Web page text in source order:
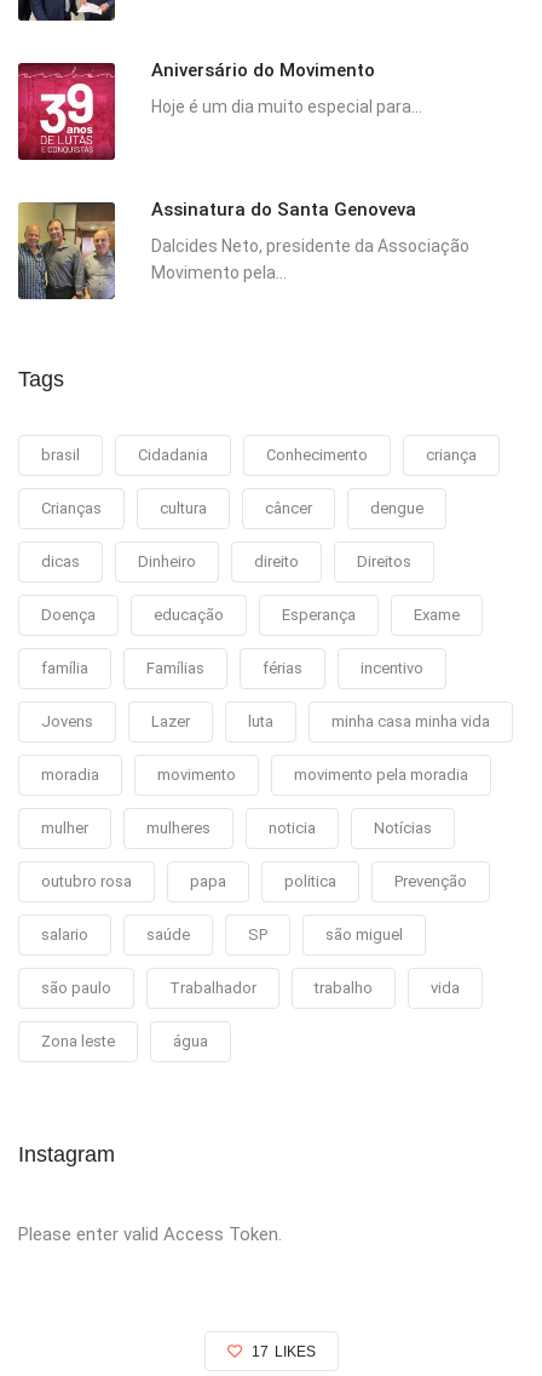
Aniversário do Movimento
Hoje é um dia muito especial para...
Assinatura do Santa Genoveva
Dalcides Neto, presidente da Associação
Movimento pela...
Tags
brasil Cidadania Conhecimento criança
Crianças cultura câncer dengue
dicas Dinheiro direito Direitos
Doença educação Esperança Exame
família Famílias férias incentivo
Jovens Lazer luta minha casa minha vida
moradia movimento movimento pela moradia
mulher mulheres noticia Notícias
outubro rosa papa politica Prevenção
salario saúde SP são miguel
são paulo Trabalhador trabalho vida
Zona leste água
Instagram
Please enter valid Access Token.
17 LIKES